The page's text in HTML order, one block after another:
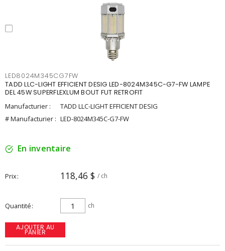
LED8024M345CG7FW
TADD LLC-LIGHT EFFICIENT DESIG LED-8024M345C-G7-FW LAMPE
DEL 45W SUPERFLEXLUM BOUT FUT RETROFIT
Manufacturier :
TADD LLC-LIGHT EFFICIENT DESIG
# Manufacturier : LED-8024M345C-G7-FW
En inventaire
Prix 118,46 $ / ch
Quantité ch
AJOUTER AU
PANIER